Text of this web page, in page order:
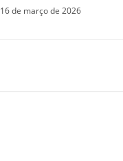
16 de março de 2026